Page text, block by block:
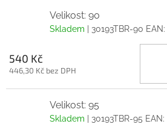
Velikost: 90
Skladem | 30193TBR-90 EAN:
540 Kč
446,30 Kč bez DPH
Velikost: 95
Skladem | 30193TBR-95 EAN: